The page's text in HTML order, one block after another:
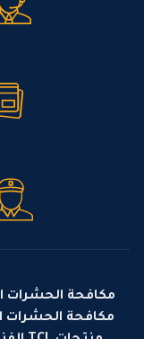
مكافحة الحشرات
مكافحة الحشرات